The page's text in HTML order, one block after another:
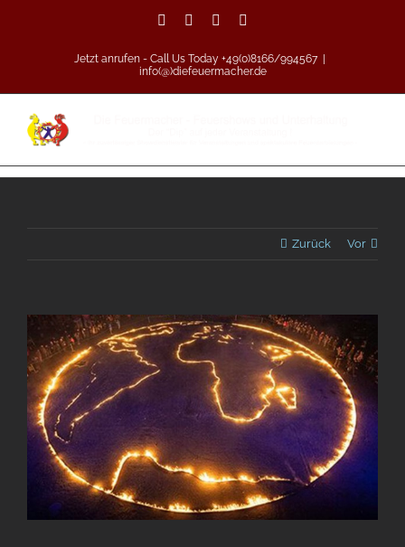
Facebook
Vimeo Pinterest
Jetzt anrufen - Call Us Today +49(0)8166/994567
info(@)diefeuermacher.de
Zurück Vor
grösseres
Bild